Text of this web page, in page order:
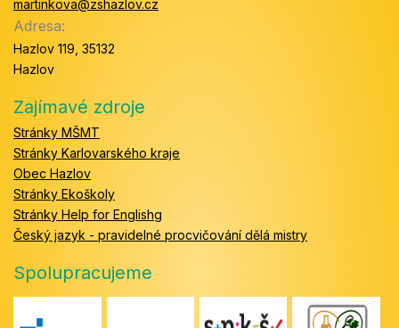
martinkova@zshazlov.cz
Adresa:
Hazlov 119, 35132
Hazlov
Zajímavé zdroje
Stránky MŠMT
Stránky Karlovarského kraje
Obec Hazlov
Stránky Ekoškoly
Stránky Help for Englishg
Český jazyk - pravidelné procvičování dělá mistry
Spolupracujeme